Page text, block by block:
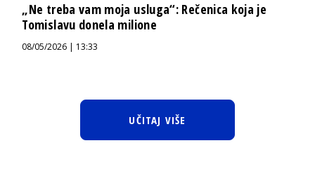
„Ne treba vam moja usluga“: Rečenica koja je
Tomislavu donela milione
08/05/2026 | 13:33
UČITAJ VIŠE